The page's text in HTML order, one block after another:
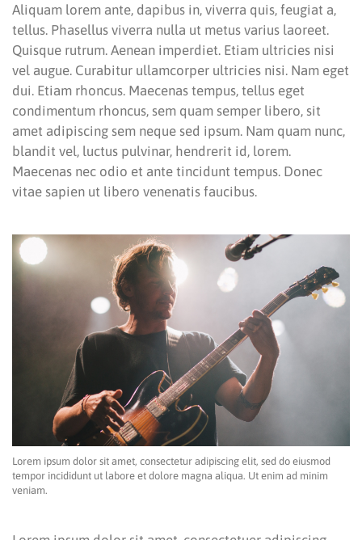
Aliquam lorem ante, dapibus in, viverra quis, feugiat a,
tellus. Phasellus viverra nulla ut metus varius laoreet.
Quisque rutrum. Aenean imperdiet. Etiam ultricies nisi
vel augue. Curabitur ullamcorper ultricies nisi. Nam eget
dui. Etiam rhoncus. Maecenas tempus, tellus eget
condimentum rhoncus, sem quam semper libero, sit
amet adipiscing sem neque sed ipsum. Nam quam nunc,
blandit vel, luctus pulvinar, hendrerit id, lorem.
Maecenas nec odio et ante tincidunt tempus. Donec
vitae sapien ut libero venenatis faucibus.
Lorem ipsum dolor sit amet, consectetur adipiscing elit, sed do eiusmod
tempor incididunt ut labore et dolore magna aliqua. Ut enim ad minim
veniam.